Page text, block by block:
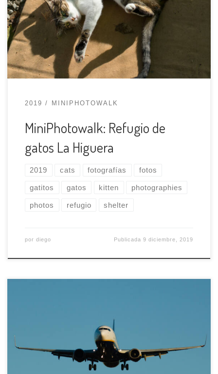
gatos que conoce de una forma diferente. Quería
que les hiciésemos buenas fotos a los gatos
para facilitar su adopción porque, como pasa en
muchos sectores, las fotos no son todo lo
buenas que pueden […]
2019 MINIPHOTOWALK
MiniPhotowalk: Refugio de
gatos La Higuera
2019 cats fotografías fotos
gatitos gatos kitten photographies
photos refugio shelter
por diego Publicada9 diciembre, 2019
es una tarea tan sencilla porque se tienen que
dar varios factores. Para empezar debes vivir (o
tener cerca) una ciudad no sólo con un
aeropuerto sino también una ciudad lo